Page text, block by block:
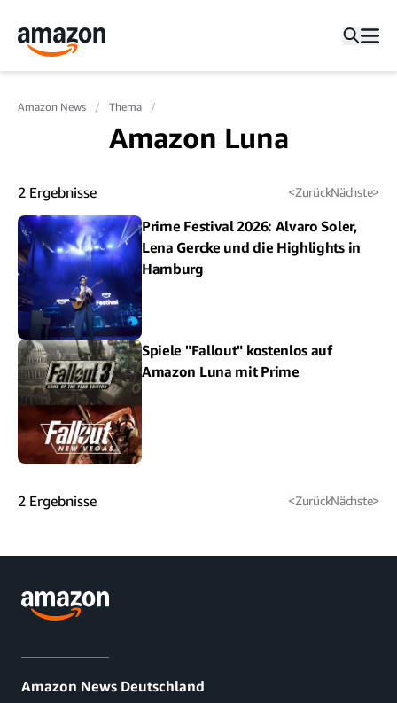
Amazon News Thema
Amazon Luna
2 Ergebnisse <ZurückNächste>
Prime Festival 2026: Alvaro Soler,
Lena Gercke und die Highlights in
Hamburg
Spiele "Fallout" kostenlos auf
Amazon Luna mit Prime
2 Ergebnisse <ZurückNächste>
Amazon News Deutschland